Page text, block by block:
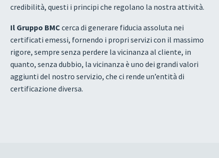
credibilità, questi i principi che regolano la nostra attività.
Il Gruppo BMC cerca di generare fiducia assoluta nei
certificati emessi, fornendo i propri servizi con il massimo
rigore, sempre senza perdere la vicinanza al cliente, in
quanto, senza dubbio, la vicinanza è uno dei grandi valori
aggiunti del nostro servizio, che ci rende un’entità di
certificazione diversa.